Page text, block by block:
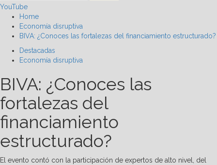
YouTube
Home
Economía disruptiva
BIVA: ¿Conoces las fortalezas del financiamiento estructurado?
Destacadas
Economía disruptiva
BIVA: ¿Conoces las
fortalezas del
financiamiento
estructurado?
El evento contó con la participación de expertos de alto nivel, del